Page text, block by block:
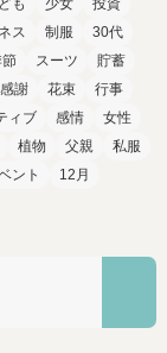
も 少女
投資
ス 制服
30代
スーツ
貯蓄
感謝 花束
行事
ィブ 感情
女性
植物 父親
私服
ント
12月